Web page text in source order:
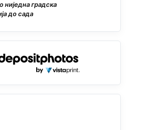
ниједна градска
до сада